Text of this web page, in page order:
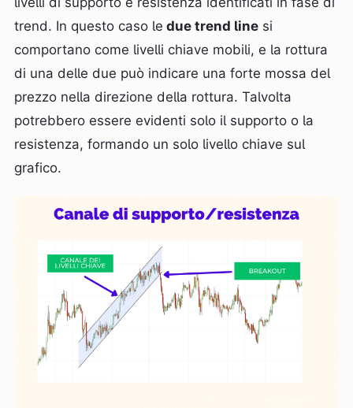
trend. In questo caso le due trend line si
comportano come livelli chiave mobili, e la rottura
di una delle due può indicare una forte mossa del
prezzo nella direzione della rottura. Talvolta
potrebbero essere evidenti solo il supporto o la
resistenza, formando un solo livello chiave sul
grafico.